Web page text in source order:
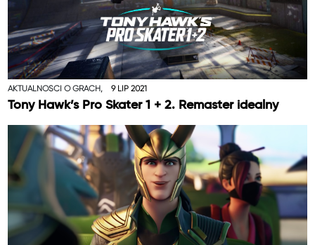
AKTUALNOŚCI O GRACH, 9 LIP 2021
Tony Hawk’s Pro Skater 1 + 2. Remaster idealny